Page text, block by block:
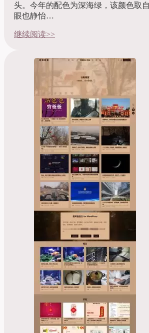
头。今年的配色为深海绿，该颜色取
眼也静怡…
继续阅读>>